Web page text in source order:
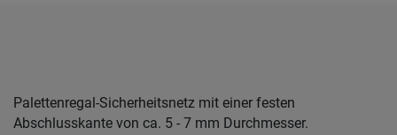
Palettenregal-Sicherheitsnetz mit einer festen
Abschlusskante von ca. 5 - 7 mm Durchmesser.